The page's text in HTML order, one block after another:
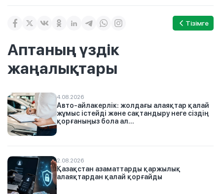
Тізімге
Аптаның үздік
жаңалықтары
4.08.2026
Авто-айлакерлік: жолдағы алаяқтар қалай
жұмыс істейді және сақтандыру неге сіздің
қорғаныңыз бола ал...
2.08.2026
Қазақстан азаматтарды қаржылық
алаяқтардан қалай қорғайды